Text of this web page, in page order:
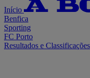
Início
Benfica
Sporting
FC Porto
Resultados e Classificações